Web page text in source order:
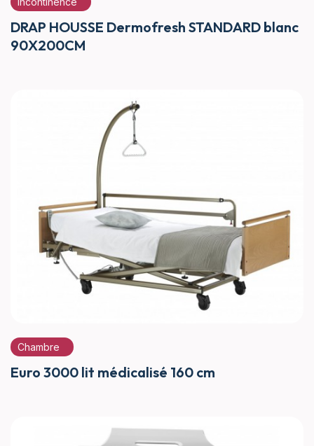
DRAP HOUSSE Dermofresh STANDARD blanc
90X200CM
Chambre
Euro 3000 lit médicalisé 160 cm